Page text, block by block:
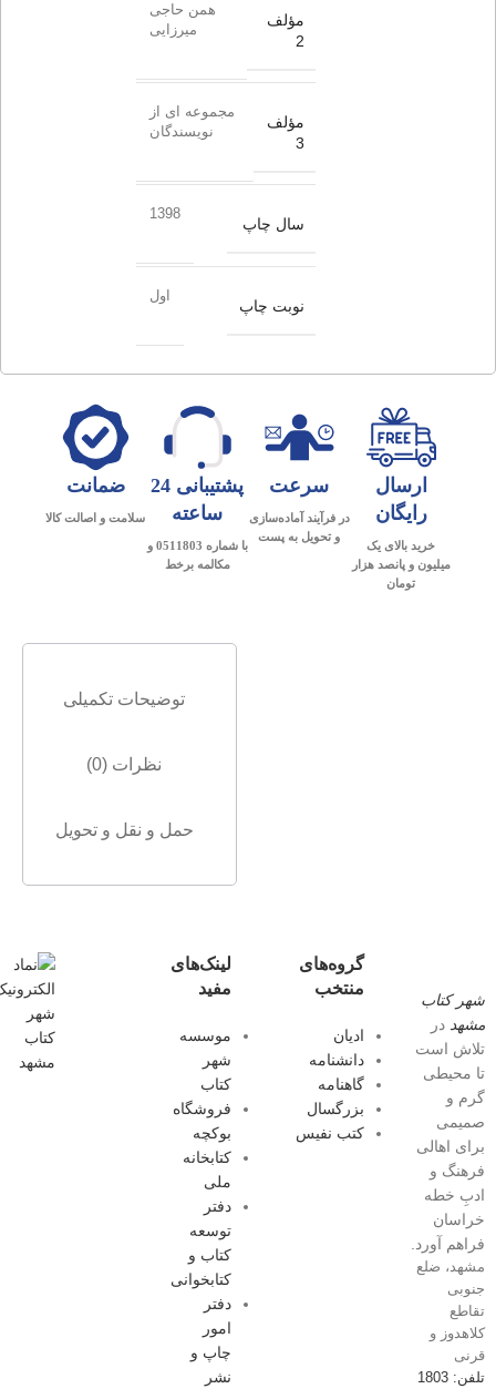
مؤلف
2
همن حاجی
میرزایی
مؤلف
3
مجموعه ای از
نویسندگان
سال چاپ
1398
نوبت چاپ
اول
ارسال
رایگان
خرید بالای یک
میلیون و پانصد هزار
تومان
سرعت
در فرآیند آماده‌سازی
و تحویل به پست
پشتیبانی 24
ساعته
با شماره 0511803 و
مکالمه برخط
ضمانت
سلامت و اصالت کالا
توضیحات تکمیلی
نظرات (0)
حمل و نقل و تحویل
شهر کتاب
مشهد در
تلاش است
تا محیطی
گرم و
صمیمی
برای اهالی
فرهنگ و
ادبِ خطه
خراسان
فراهم آورد.
مشهد، ضلع
جنوبی
تقاطع
کلاهدوز و
قرنی
تلفن: 1803
گروه‌های
منتخب
ادیان
دانشنامه
گاهنامه
بزرگسال
کتب نفیس
لینک‌های
مفید
موسسه
شهر
کتاب
فروشگاه
بوکچه
کتابخانه
ملی
دفتر
توسعه
کتاب و
کتابخوانی
دفتر
امور
چاپ و
نشر